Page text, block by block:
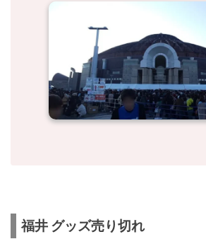
福井 グッズ売り切れ